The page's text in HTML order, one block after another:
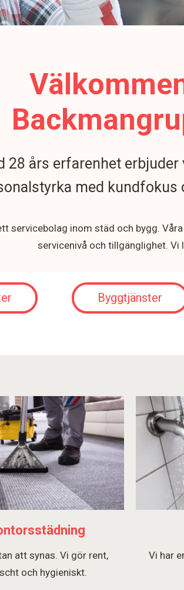
28 års erfarenhet
med kundfokus
servicebolag inom städ och bygg.
servicenivå och tillgänglighet. Vi
Byggtjänster
att synas. Vi gör rent,
och hygieniskt.
Vi har